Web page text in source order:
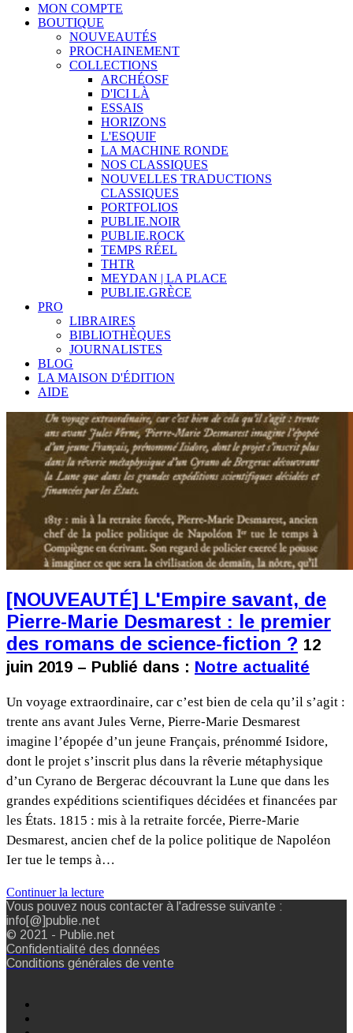
MON COMPTE
BOUTIQUE
NOUVEAUTÉS
PROCHAINEMENT
COLLECTIONS
ARCHÉOSF
D'ICI LÀ
ESSAIS
HORIZONS
L'ESQUIF
LA MACHINE RONDE
NOS CLASSIQUES
NOUVELLES TRADUCTIONS
CLASSIQUES
PORTFOLIOS
PUBLIE.NOIR
PUBLIE.ROCK
TEMPS RÉEL
THTR
MEYDAN | LA PLACE
PUBLIE.GRÈCE
PRO
LIBRAIRES
BIBLIOTHÈQUES
JOURNALISTES
BLOG
LA MAISON D'ÉDITION
AIDE
[NOUVEAUTÉ] L'Empire savant, de
Pierre-Marie Desmarest : le premier
des romans de science-fiction ? 12
juin 2019 – Publié dans : Notre actualité
Un voyage extraordinaire, car c’est bien de cela qu’il s’agit :
trente ans avant Jules Verne, Pierre-Marie Desmarest
imagine l’épopée d’un jeune Français, prénommé Isidore,
dont le projet s’inscrit plus dans la rêverie métaphysique
d’un Cyrano de Bergerac découvrant la Lune que dans les
grandes expéditions scientifiques décidées et financées par
les États. 1815 : mis à la retraite forcée, Pierre-Marie
Desmarest, ancien chef de la police politique de Napoléon
Ier tue le temps à…
Continuer la lecture
Vous pouvez nous contacter à l'adresse suivante :
info[@]publie.net
© 2021 - Publie.net
Confidentialité des données
Conditions générales de vente